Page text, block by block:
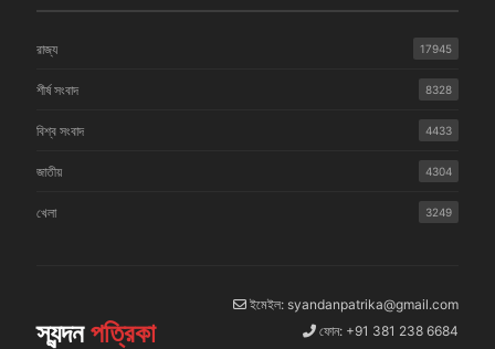
রাজ্য 17945
শীর্ষ সংবাদ 8328
বিশ্ব সংবাদ 4433
জাতীয় 4304
খেলা 3249
স্যন্দনপত্রিকা
ইমেইল: syandanpatrika@gmail.com
ফোন: +91 381 238 6684